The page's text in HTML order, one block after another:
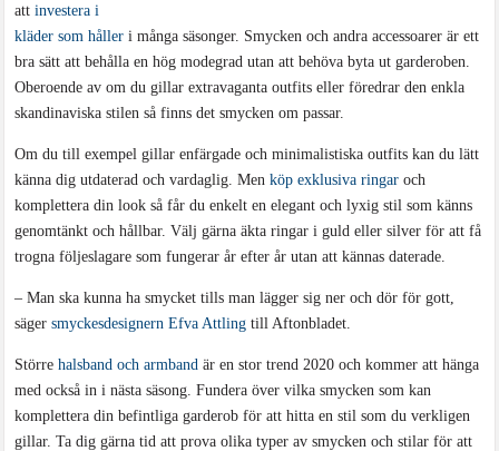
attinvestera i
kläder som håller i många säsonger. Smycken och andra accessoarer är ett
bra sätt att behålla en hög modegrad utan att behöva byta ut garderoben.
Oberoende av om du gillar extravaganta outfits eller föredrar den enkla
skandinaviska stilen så finns det smycken om passar.
Om du till exempel gillar enfärgade och minimalistiska outfits kan du lätt
känna dig utdaterad och vardaglig. Menköp exklusiva ringar och
komplettera din look så får du enkelt en elegant och lyxig stil som känns
genomtänkt och hållbar. Välj gärna äkta ringar i guld eller silver för att få
trogna följeslagare som fungerar år efter år utan att kännas daterade.
– Man ska kunna ha smycket tills man lägger sig ner och dör för gott,
sägersmyckesdesignern Efva Attling till Aftonbladet.
Störrehalsband och armband är en stor trend 2020 och kommer att hänga
med också in i nästa säsong. Fundera över vilka smycken som kan
komplettera din befintliga garderob för att hitta en stil som du verkligen
gillar. Ta dig gärna tid att prova olika typer av smycken och stilar för att